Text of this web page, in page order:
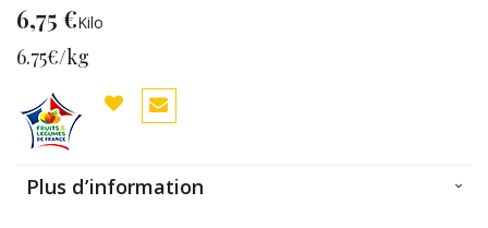
6,75 €Kilo
6.75€/kg
Plus d’information